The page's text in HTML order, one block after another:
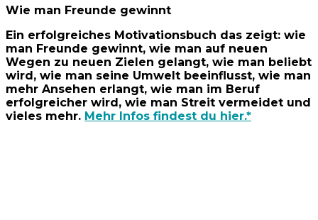
Wie man Freunde gewinnt
Ein erfolgreiches Motivationsbuch das zeigt: wie
man Freunde gewinnt, wie man auf neuen
Wegen zu neuen Zielen gelangt, wie man beliebt
wird, wie man seine Umwelt beeinflusst, wie man
mehr Ansehen erlangt, wie man im Beruf
erfolgreicher wird, wie man Streit vermeidet und
vieles mehr. Mehr Infos findest du hier.*